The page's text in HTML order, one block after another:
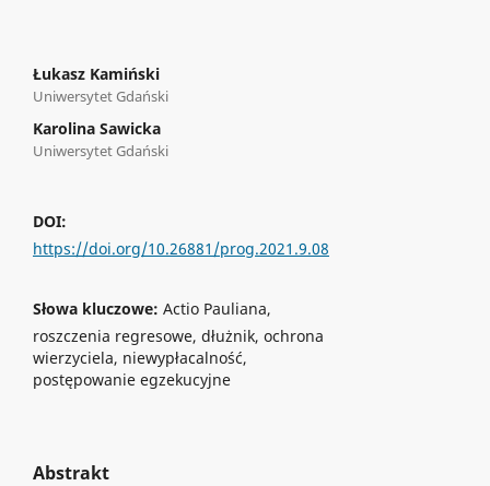
Łukasz Kamiński
Uniwersytet Gdański
Karolina Sawicka
Uniwersytet Gdański
DOI:
https://doi.org/10.26881/prog.2021.9.08
Słowa kluczowe: Actio Pauliana,
roszczenia regresowe, dłużnik, ochrona
wierzyciela, niewypłacalność,
postępowanie egzekucyjne
Abstrakt